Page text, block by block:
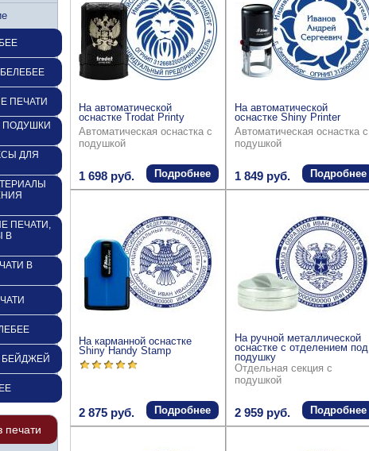
На автоматической
оснастке Trodat Printy
Автоматическая оснастка с
подушкой
1 698 руб. Подробнее
На автоматической
оснастке Shiny Printer
Автоматическая оснастка с
подушкой
1 849 руб. Подробнее
На карманной оснастке
Shiny Handy Stamp
2 875 руб. Подробнее
На ручной металлической
оснастке с отделением под
подушку
Отдельная секция с
подушкой
2 959 руб. Подробнее
ПЕЧАТИ
ДЛЯ
ПЕЧАТИ,
В
В
БЕЙДЖЕЙ
печати